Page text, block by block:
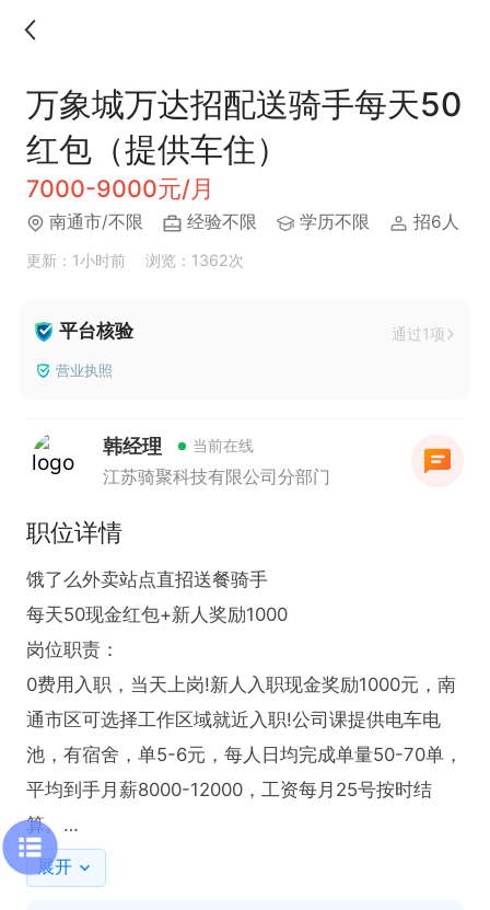
万象城万达招配送骑手每天50
红包（提供车住）
7000-9000元/月
南通市/不限 经验不限 学历不限 招6人
更新：1小时前 浏览：1362次
平台核验 通过1项
营业执照
韩经理 当前在线
江苏骑聚科技有限公司分部门
职位详情
饿了么外卖站点直招送餐骑手
每天50现金红包+新人奖励1000
岗位职责：
0费用入职，当天上岗!新人入职现金奖励1000元，南
通市区可选择工作区域就近入职!公司课提供电车电
池，有宿舍，单5-6元，每人日均完成单量50-70单，
平均到手月薪8000-12000，工资每月25号按时结
算。
【薪资结构】:5-6元/单+其他订单补贴 新人骑手有入
职补贴 有人带工作简单
展开